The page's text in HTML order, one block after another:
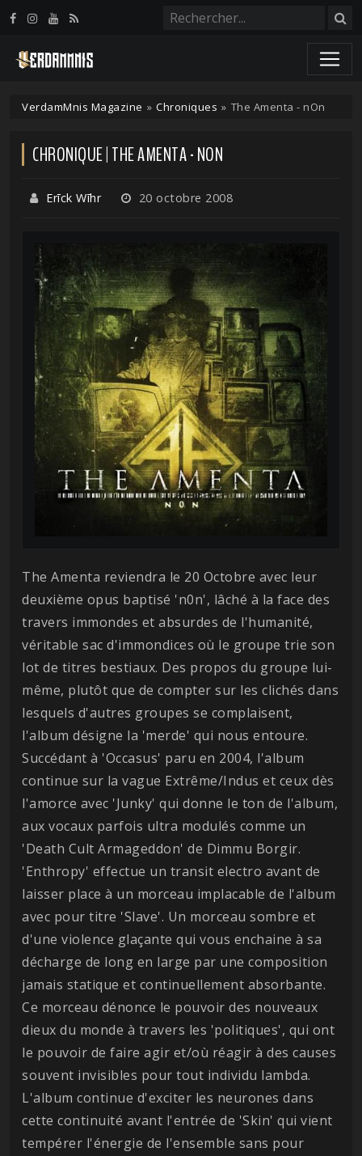
VerdamMnis Magazine » Chroniques » The Amenta - nOn
CHRONIQUE | THE AMENTA - NON
Erīck Wīhr 20 octobre 2008
The Amenta reviendra le 20 Octobre avec leur
deuxième opus baptisé 'n0n', lâché à la face des
travers immondes et absurdes de l'humanité,
véritable sac d'immondices où le groupe trie son
lot de titres bestiaux. Des propos du groupe lui-
même, plutôt que de compter sur les clichés dans
lesquels d'autres groupes se complaisent,
l'album désigne la 'merde' qui nous entoure.
Succédant à 'Occasus' paru en 2004, l'album
continue sur la vague Extrême/Indus et ceux dès
l'amorce avec 'Junky' qui donne le ton de l'album,
aux vocaux parfois ultra modulés comme un
'Death Cult Armageddon' de Dimmu Borgir.
'Enthropy' effectue un transit electro avant de
laisser place à un morceau implacable de l'album
avec pour titre 'Slave'. Un morceau sombre et
d'une violence glaçante qui vous enchaine à sa
décharge de long en large par une composition
jamais statique et continuellement absorbante.
Ce morceau dénonce le pouvoir des nouveaux
dieux du monde à travers les 'politiques', qui ont
le pouvoir de faire agir et/où réagir à des causes
souvent invisibles pour tout individu lambda.
L'album continue d'exciter les neurones dans
cette continuité avant l'entrée de 'Skin' qui vient
tempérer l'énergie de l'ensemble sans pour
Panneau de gestion des cookies